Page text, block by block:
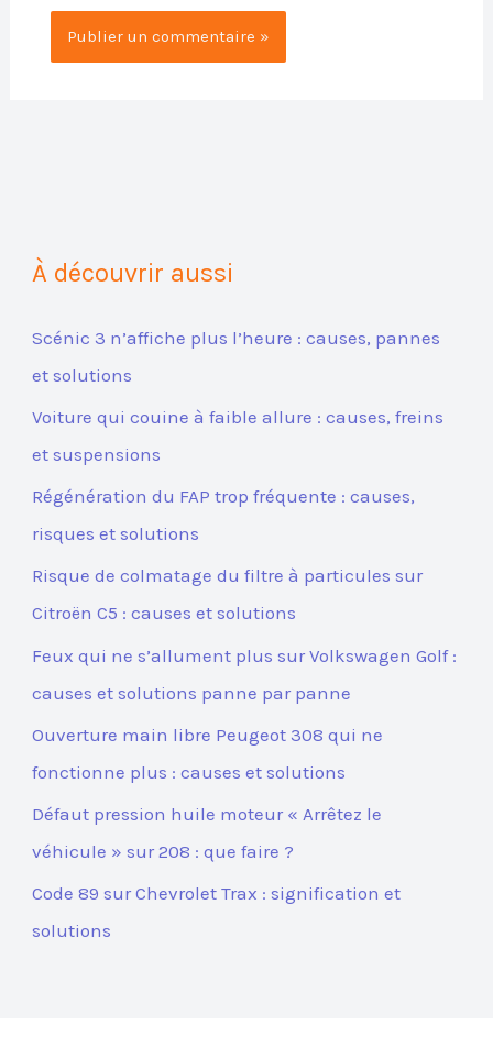
À découvrir aussi
Scénic 3 n’affiche plus l’heure : causes, pannes
et solutions
Voiture qui couine à faible allure : causes, freins
et suspensions
Régénération du FAP trop fréquente : causes,
risques et solutions
Risque de colmatage du filtre à particules sur
Citroën C5 : causes et solutions
Feux qui ne s’allument plus sur Volkswagen Golf :
causes et solutions panne par panne
Ouverture main libre Peugeot 308 qui ne
fonctionne plus : causes et solutions
Défaut pression huile moteur « Arrêtez le
véhicule » sur 208 : que faire ?
Code 89 sur Chevrolet Trax : signification et
solutions